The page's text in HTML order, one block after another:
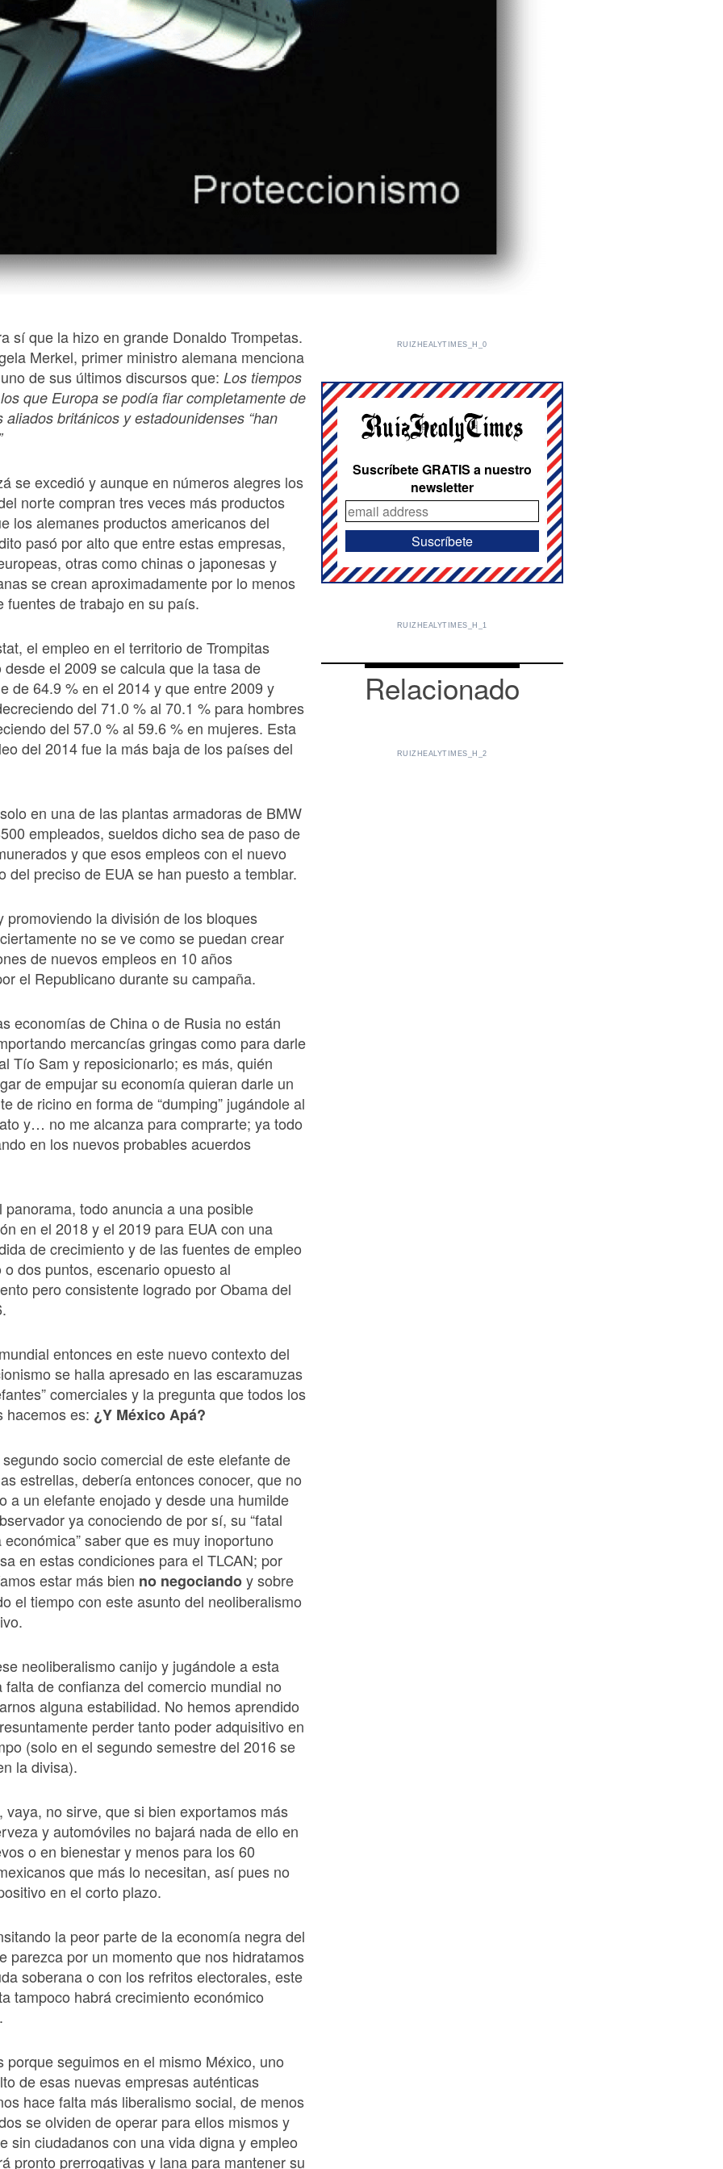
sí que la hizo en grande Donaldo Trompetas.
Merkel, primer ministro alemana menciona
de sus últimos discursos que: Los tiempos
que Europa se podía fiar completamente de
aliados británicos y estadounidenses “han
se excedió y aunque en números alegres los
norte compran tres veces más productos
los alemanes productos americanos del
pasó por alto que entre estas empresas,
otras como chinas o japonesas y
se crean aproximadamente por lo menos
fuentes de trabajo en su país.
el empleo en el territorio de Trompitas
el 2009 se calcula que la tasa de
de 64.9 % en el 2014 y que entre 2009 y
del 71.0 % al 70.1 % para hombres
del 57.0 % al 59.6 % en mujeres. Esta
del 2014 fue la más baja de los países del
en una de las plantas armadoras de BMW
empleados, sueldos dicho sea de paso de
y que esos empleos con el nuevo
del preciso de EUA se han puesto a temblar.
promoviendo la división de los bloques
no se ve como se puedan crear
de nuevos empleos en 10 años
el Republicano durante su campaña.
economías de China o de Rusia no están
mercancías gringas como para darle
Tío Sam y reposicionarlo; es más, quién
de empujar su economía quieran darle un
de ricino en forma de “dumping” jugándole al
y… no me alcanza para comprarte; ya todo
en los nuevos probables acuerdos
panorama, todo anuncia a una posible
en el 2018 y el 2019 para EUA con una
de crecimiento y de las fuentes de empleo
dos puntos, escenario opuesto al
pero consistente logrado por Obama del
entonces en este nuevo contexto del
se halla apresado en las escaramuzas
comerciales y la pregunta que todos los
hacemos es: ¿Y México Apá?
socio comercial de este elefante de
estrellas, debería entonces conocer, que no
a un elefante enojado y desde una humilde
ya conociendo de por sí, su “fatal
saber que es muy inoportuno
en estas condiciones para el TLCAN; por
estar más bien no negociandoy sobre
el tiempo con este asunto del neoliberalismo
neoliberalismo canijo y jugándole a esta
falta de confianza del comercio mundial no
alguna estabilidad. No hemos aprendido
perder tanto poder adquisitivo en
(solo en el segundo semestre del 2016 se
la divisa).
vaya, no sirve, que si bien exportamos más
y automóviles no bajará nada de ello en
o en bienestar y menos para los 60
que más lo necesitan, así pues no
en el corto plazo.
la peor parte de la economía negra del
parezca por un momento que nos hidratamos
soberana o con los refritos electorales, este
tampoco habrá crecimiento económico
porque seguimos en el mismo México, uno
de esas nuevas empresas auténticas
hace falta más liberalismo social, de menos
se olviden de operar para ellos mismos y
sin ciudadanos con una vida digna y empleo
pronto prerrogativas y lana para mantener su
RUIZHEALYTIMES_H_0
Suscríbete GRATIS a nuestro
newsletter
RUIZHEALYTIMES_H_1
Relacionado
RUIZHEALYTIMES_H_2